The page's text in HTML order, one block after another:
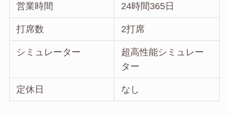
営業時間 24時間365日
打席数 2打席
シミュレーター
超高性能シミュレー
ター
定休日 なし